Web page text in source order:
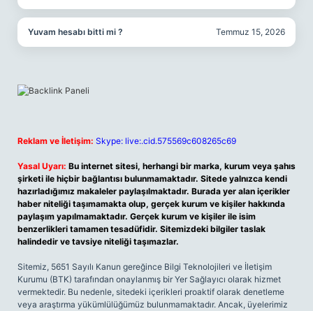
Yuvam hesabı bitti mi ? Temmuz 15, 2026
Reklam ve İletişim: Skype: live:.cid.575569c608265c69
Yasal Uyarı: Bu internet sitesi, herhangi bir marka, kurum veya şahıs
şirketi ile hiçbir bağlantısı bulunmamaktadır. Sitede yalnızca kendi
hazırladığımız makaleler paylaşılmaktadır. Burada yer alan içerikler
haber niteliği taşımamakta olup, gerçek kurum ve kişiler hakkında
paylaşım yapılmamaktadır. Gerçek kurum ve kişiler ile isim
benzerlikleri tamamen tesadüfidir. Sitemizdeki bilgiler taslak
halindedir ve tavsiye niteliği taşımazlar.
Sitemiz, 5651 Sayılı Kanun gereğince Bilgi Teknolojileri ve İletişim
Kurumu (BTK) tarafından onaylanmış bir Yer Sağlayıcı olarak hizmet
vermektedir. Bu nedenle, sitedeki içerikleri proaktif olarak denetleme
veya araştırma yükümlülüğümüz bulunmamaktadır. Ancak, üyelerimiz